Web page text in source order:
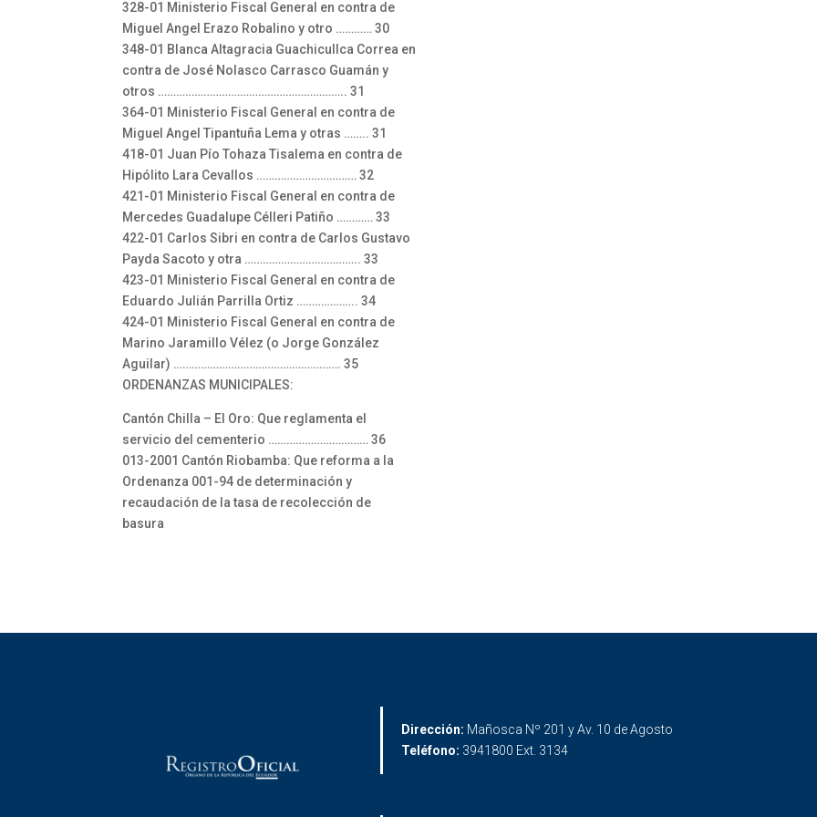
328-01 Ministerio Fiscal General en contra de
Miguel Angel Erazo Robalino y otro ………… 30
348-01 Blanca Altagracia Guachicullca Correa en
contra de José Nolasco Carrasco Guamán y
otros …………………………………………………….. 31
364-01 Ministerio Fiscal General en contra de
Miguel Angel Tipantuña Lema y otras …….. 31
418-01 Juan Pío Tohaza Tisalema en contra de
Hipólito Lara Cevallos …………………………… 32
421-01 Ministerio Fiscal General en contra de
Mercedes Guadalupe Célleri Patiño ………… 33
422-01 Carlos Sibri en contra de Carlos Gustavo
Payda Sacoto y otra ……………………………….. 33
423-01 Ministerio Fiscal General en contra de
Eduardo Julián Parrilla Ortiz ……………….. 34
424-01 Ministerio Fiscal General en contra de
Marino Jaramillo Vélez (o Jorge González
Aguilar) ………………………………………………. 35
ORDENANZAS MUNICIPALES:
Cantón Chilla – El Oro: Que reglamenta el
servicio del cementerio …………………………… 36
013-2001 Cantón Riobamba: Que reforma a la
Ordenanza 001-94 de determinación y
recaudación de la tasa de recolección de
basura
Dirección: Mañosca Nº 201 y Av. 10 de Agosto
Teléfono: 3941800 Ext. 3134